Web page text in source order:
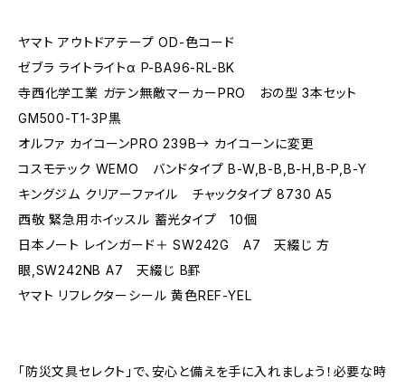
ヤマト アウトドアテープ OD-色コード
ゼブラ ライトライトα P-BA96-RL-BK
寺西化学工業 ガテン無敵マーカーPRO おの型 3本セット
GM500-T1-3P黒
オルファ カイコーンPRO 239B→ カイコーンに変更
コスモテック WEMO バンドタイプ B-W,B-B,B-H,B-P,B-Y
キングジム クリアーファイル チャックタイプ 8730 A5
西敬 緊急用ホイッスル 蓄光タイプ 10個
日本ノート レインガード＋ SW242G A7 天綴じ 方
眼,SW242NB A7 天綴じ B罫
ヤマト リフレクターシール 黄色REF-YEL
「防災文具セレクト」で、安心と備えを手に入れましょう！必要な時